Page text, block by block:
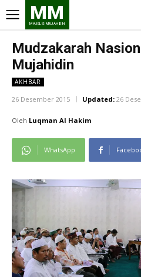
MM
MAJELIS MUJAHIDIN
Mudzakarah
Mujahidin
AKHBAR
26 Desember 2015 Updated: 26
Oleh Luqman Al Hakim
WhatsApp